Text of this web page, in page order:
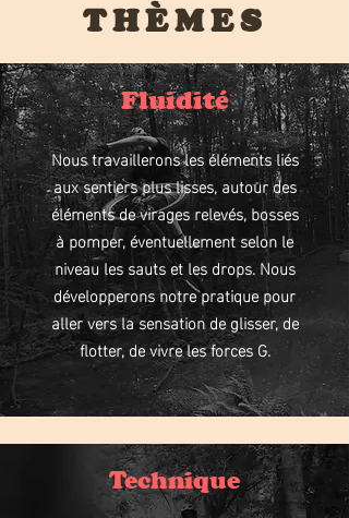
THÈMES
Fluidité
Nous travaillerons les éléments liés
aux sentiers plus lisses, autour des
éléments de virages relevés, bosses
à pomper, éventuellement selon le
niveau les sauts et les drops. Nous
développerons notre pratique pour
aller vers la sensation de glisser, de
flotter, de vivre les forces G.
Technique